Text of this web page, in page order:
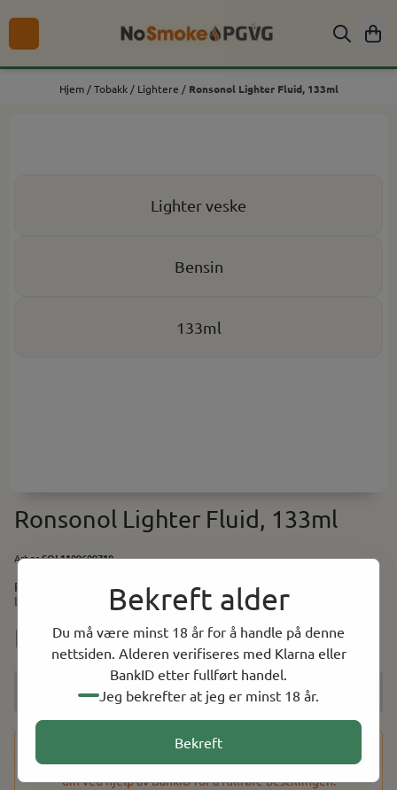
Bekreft alder
Du må være minst 18 år for å handle på denne
nettsiden. Alderen verifiseres med Klarna eller
BankID etter fullført handel.
Jeg bekrefter at jeg er minst 18 år.
Bekreft
Hopp til innhold
Hjem /Tobakk / Lightere / Ronsonol Lighter Fluid, 133ml
Lighter veske
Bensin
133ml
Ronsonol Lighter Fluid, 133ml
Art.nr:SOL1109609710
Les mer
NOK 69.00
Få beskjed når varen er på lager
Dette produktet har en aldersbegrensning på 18 år. Etter at
du har fullført kjøpet, vil du bli bedt om å bekrefte alderen
din ved hjelp av BankID for å fullføre bestillingen.